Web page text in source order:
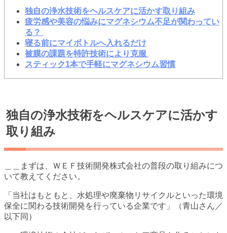
独自の浄水技術をヘルスケアに活かす取り組み
疲労感や美容の悩みにマグネシウム不足が関わってい
る？
寝る前にマイボトルへ入れるだけ
被膜の課題を特許技術により克服
スティック1本で手軽にマグネシウム習慣
独自の浄水技術をヘルスケアに活かす
取り組み
＿＿まずは、ＷＥＦ技術開発株式会社の普段の取り組みにつ
いて教えてください。
「当社はもともと、水処理や廃棄物リサイクルといった環境
保全に関わる技術開発を行っている企業です」（青山さん／
以下同）